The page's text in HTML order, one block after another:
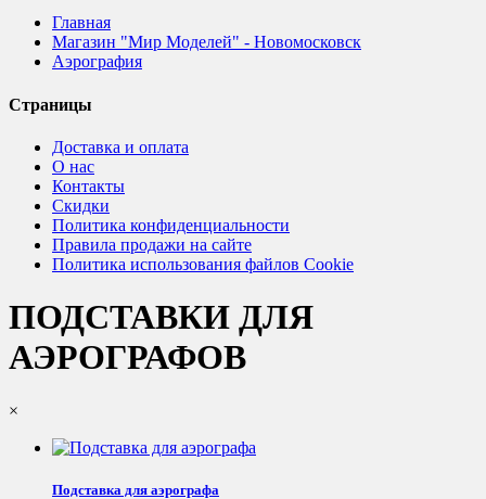
Главная
Магазин "Мир Моделей" - Новомосковск
Аэрография
Страницы
Доставка и оплата
О нас
Контакты
Скидки
Политика конфиденциальности
Правила продажи на сайте
Политика использования файлов Cookie
ПОДСТАВКИ ДЛЯ
АЭРОГРАФОВ
×
Подставка для аэрографа